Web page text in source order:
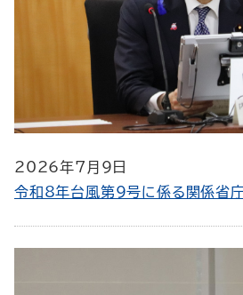
2026年7月9日
令和8年台風第9号に係る関係省